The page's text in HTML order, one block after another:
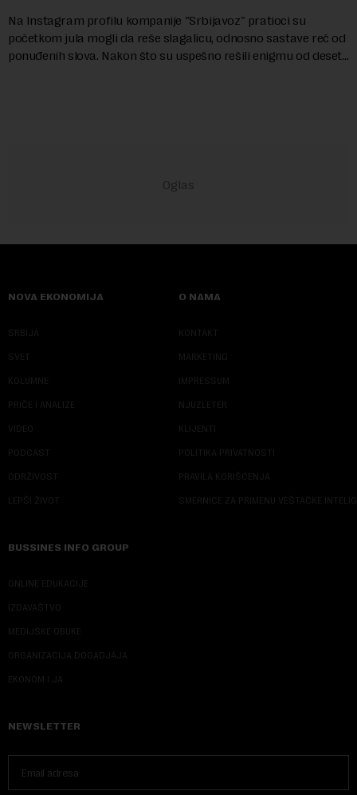
Na Instagram profilu kompanije "Srbijavoz" pratioci su
početkom jula mogli da reše slagalicu, odnosno sastave reč od
ponuđenih slova. Nakon što su uspešno rešili enigmu od deset
NOVA EKONOMIJA
SRBIJA
SVET
KOLUMNE
PRIČE I ANALIZE
VIDEO
PODCAST
ODRŽIVOST
LEPŠI ŽIVOT
O NAMA
KONTAKT
MARKETING
IMPRESSUM
NJUZLETER
KLIJENTI
POLITIKA PRIVATNOSTI
PRAVILA KORIŠĆENJA
SMERNICE ZA PRIMENU VEŠTAČKE
BUSSINES INFO GROUP
ONLINE EDUKACIJE
IZDAVAŠTVO
MEDIJSKE OBUKE
ORGANIZACIJA DOGADJAJA
EKONOM I JA
NEWSLETTER